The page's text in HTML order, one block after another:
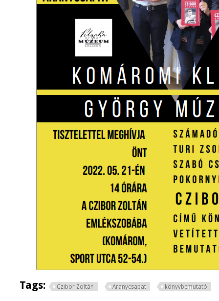
Tags: Czibor Zoltán Aranycsapat könyvbemutató